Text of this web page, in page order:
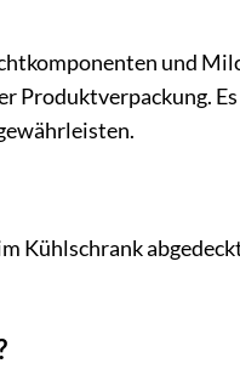
und
Produktverpackung.
Kühlschrank